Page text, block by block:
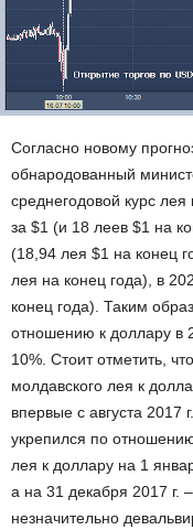
Согласно новому
обнародованный
среднегодовой курс лея
за $1 (и 18 леев $1 на
(18,94 лея $1 на конец
лея на конец года), в
конец года). Таким
отношению к доллару в
10%. Стоит отметить,
молдавского лея к
впервые с августа 2017
укрепился по
лея к доллару на 1
а на 31 декабря 2017 г.
незначительно